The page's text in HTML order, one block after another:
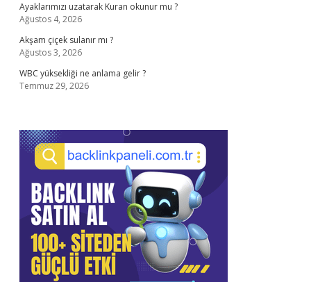
Ayaklarımızı uzatarak Kuran okunur mu ?
Ağustos 4, 2026
Akşam çiçek sulanır mı ?
Ağustos 3, 2026
WBC yüksekliği ne anlama gelir ?
Temmuz 29, 2026